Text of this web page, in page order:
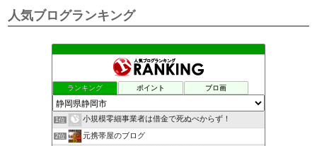
人気ブログランキング
ランキング ポイント ブロ画
1位 小規模零細事業者は借金で死ぬべからず！
2位 元携帯屋のブログ